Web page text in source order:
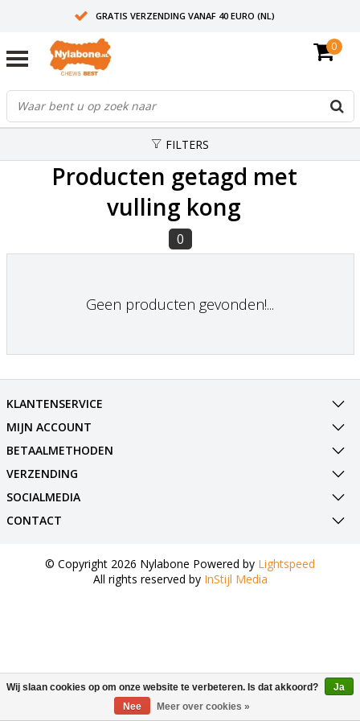
GRATIS VERZENDING VANAF 40 EURO (NL)
0
FILTERS
Producten getagd met
vulling kong
0
Geen producten gevonden!...
KLANTENSERVICE
MIJN ACCOUNT
BETAALMETHODEN
VERZENDING
SOCIALMEDIA
CONTACT
© Copyright 2026 Nylabone Powered by Lightspeed
All rights reserved by InStijl Media
Wij slaan cookies op om onze website te verbeteren. Is dat akkoord?
Ja
Nee
Meer over cookies »